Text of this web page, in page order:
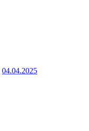
04.04.2025